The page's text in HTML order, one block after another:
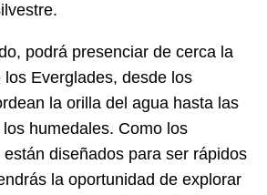
podrá presenciar de cerca la
los Everglades, desde los
la orilla del agua hasta las
humedales. Como los
diseñados para ser rápidos
la oportunidad de explorar